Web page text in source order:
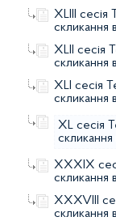
XLІІІ сесія
скликання
XLII сесія
скликання
XLI сесія
скликання
XL сесія
XXXIX
скликання
XXXVІII
скликання